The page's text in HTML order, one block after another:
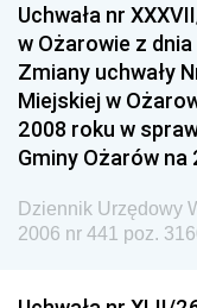
Dziennik
Dziennik
Konsumentów
Dziennik
Społecznej
Dziennik
Uchwała nr
w Ożarowie z
Zmiany uchwały
Miejskiej w
2008 roku w
Gminy Ożarów na
Dziennik Urzędowy
2006 nr 441 poz.